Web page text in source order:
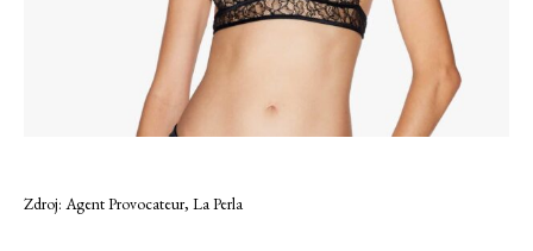
Zdroj: Agent Provocateur, La Perla